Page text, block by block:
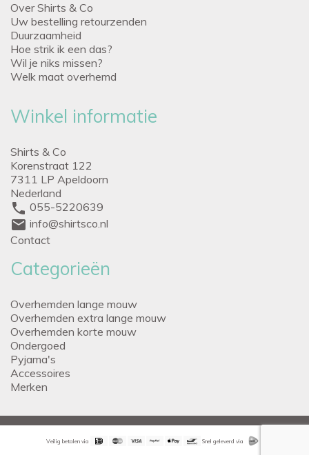
Over Shirts & Co
Uw bestelling retourzenden
Duurzaamheid
Hoe strik ik een das?
Wil je niks missen?
Welk maat overhemd
Winkel informatie
Shirts & Co
Korenstraat 122
7311 LP Apeldoorn
Nederland
phone 055-5220639
mail info@shirtsco.nl
Contact
Categorieën
Overhemden lange mouw
Overhemden extra lange mouw
Overhemden korte mouw
Ondergoed
Pyjama's
Accessoires
Merken
Veilig betalen via Snel geleverd via